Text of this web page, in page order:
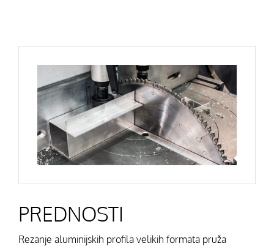
PREDNOSTI
Rezanje aluminijskih profila velikih formata pruža